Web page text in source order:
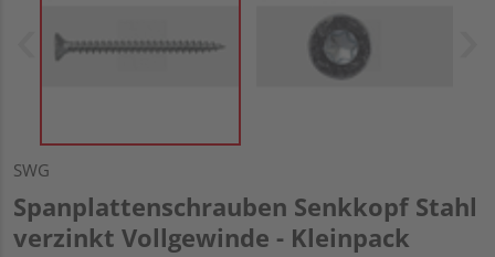
SWG
Spanplattenschrauben Senkkopf Stahl
verzinkt Vollgewinde - Kleinpack